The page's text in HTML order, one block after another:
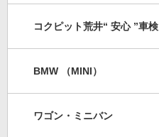
コクピット荒井“ 安心 ”車検
BMW （MINI）
ワゴン・ミニバン